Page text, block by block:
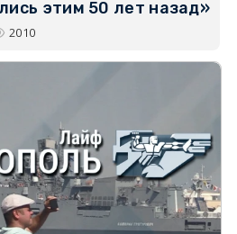
этим 50 лет назад»
2010